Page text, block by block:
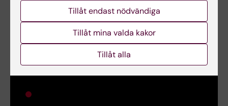
Tillåt endast nödvändiga
Tillåt mina valda kakor
Tillåt alla